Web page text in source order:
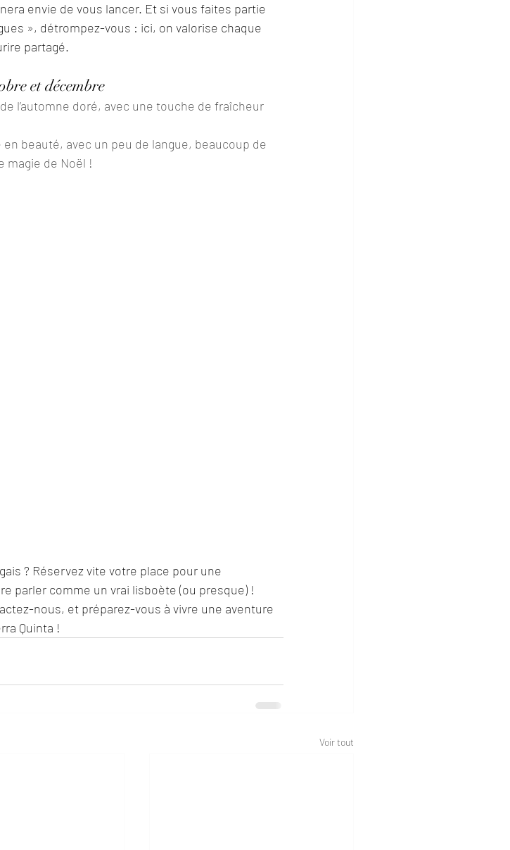
envie de vous lancer. Et si vous faites partie
», détrompez-vous : ici, on valorise chaque
partagé.
et décembre
l’automne doré, avec une touche de fraîcheur
en beauté, avec un peu de langue, beaucoup de
magie de Noël !
? Réservez vite votre place pour une
parler comme un vrai lisboète (ou presque) !
nous, et préparez-vous à vivre une aventure
Quinta !
Voir tout